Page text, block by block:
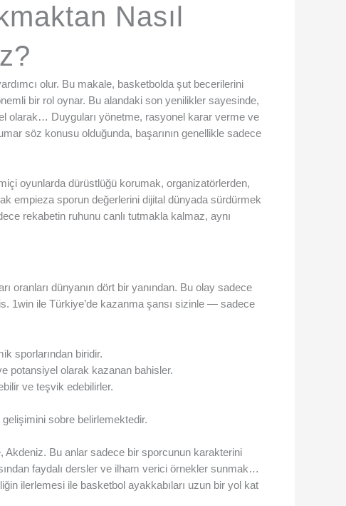
Nasıl
olur. Bu makale, basketbolda şut becerilerini
bir rol oynar. Bu alandaki son yenilikler sayesinde,
olarak… Duyguları yönetme, rasyonel karar verme ve
söz konusu olduğunda, başarının genellikle sadece
oyunlarda dürüstlüğü korumak, organizatörlerden,
empieza sporun değerlerini dijital dünyada sürdürmek
rekabetin ruhunu canlı tutmakla kalmaz, aynı
oranları dünyanın dört bir yanından. Bu olay sadece
1win ile Türkiye’de kazanma şansı sizinle — sadece
sporlarından biridir.
potansiyel olarak kazanan bahisler.
ve teşvik edebilirler.
gelişimini sobre belirlemektedir.
Akdeniz. Bu anlar sadece bir sporcunun karakterini
faydalı dersler ve ilham verici örnekler sunmak…
ilerlemesi ile basketbol ayakkabıları uzun bir yol kat